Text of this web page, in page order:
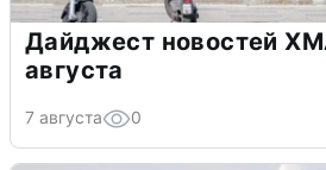
Дайджест новостей
августа
7 августа 0